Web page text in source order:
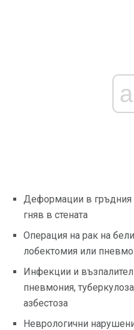
Деформации в гръдния
гняв в стената
Операция на рак на
лобектомия или
Инфекции и
пневмония,
азбестоза
Неврологични